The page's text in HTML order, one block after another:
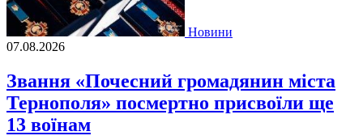
Новини
07.08.2026
Звання «Почесний громадянин міста
Тернополя» посмертно присвоїли ще
13 воїнам